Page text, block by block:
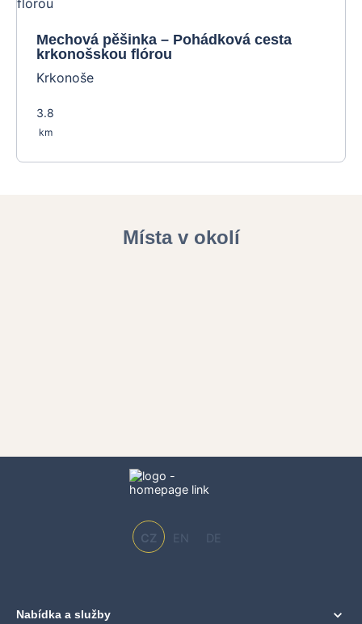
Mechová pěšinka – Pohádková cesta
krkonošskou flórou
Krkonoše
3.8
km
Místa v okolí
CZ EN DE
Nabídka a služby